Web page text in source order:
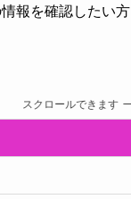
報を確認したい方
スクロールできます